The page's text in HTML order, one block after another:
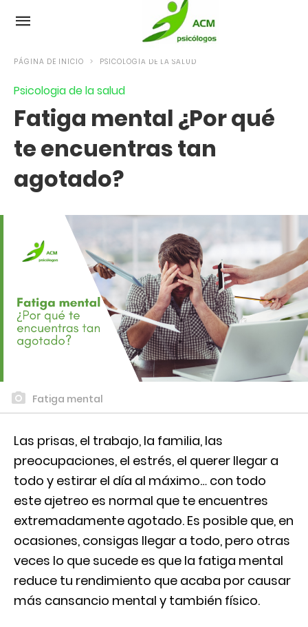
PÁGINA DE INICIO PSICOLOGIA DE LA SALUD
Psicologia de la salud
Fatiga mental ¿Por qué
te encuentras tan
agotado?
Fatiga mental
Las prisas, el trabajo, la familia, las
preocupaciones, el estrés, el querer llegar a
todo y estirar el día al máximo… con todo
este ajetreo es normal que te encuentres
extremadamente agotado. Es posible que, en
ocasiones, consigas llegar a todo, pero otras
veces lo que sucede es que la fatiga mental
reduce tu rendimiento que acaba por causar
más cansancio mental y también físico.